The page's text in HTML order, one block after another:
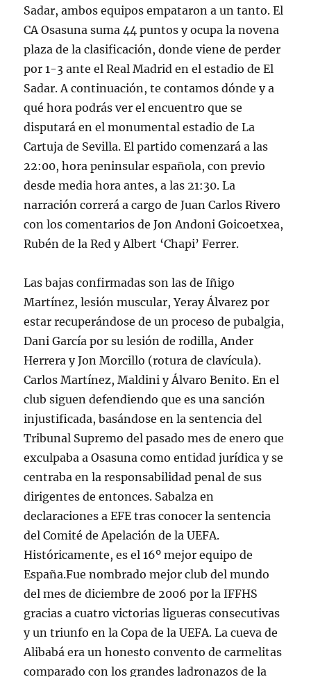
Sadar, ambos equipos empataron a un tanto. El
CA Osasuna suma 44 puntos y ocupa la novena
plaza de la clasificación, donde viene de perder
por 1-3 ante el Real Madrid en el estadio de El
Sadar. A continuación, te contamos dónde y a
qué hora podrás ver el encuentro que se
disputará en el monumental estadio de La
Cartuja de Sevilla. El partido comenzará a las
22:00, hora peninsular española, con previo
desde media hora antes, a las 21:30. La
narración correrá a cargo de Juan Carlos Rivero
con los comentarios de Jon Andoni Goicoetxea,
Rubén de la Red y Albert ‘Chapi’ Ferrer.
Las bajas confirmadas son las de Iñigo
Martínez, lesión muscular, Yeray Álvarez por
estar recuperándose de un proceso de pubalgia,
Dani García por su lesión de rodilla, Ander
Herrera y Jon Morcillo (rotura de clavícula).
Carlos Martínez, Maldini y Álvaro Benito. En el
club siguen defendiendo que es una sanción
injustificada, basándose en la sentencia del
Tribunal Supremo del pasado mes de enero que
exculpaba a Osasuna como entidad jurídica y se
centraba en la responsabilidad penal de sus
dirigentes de entonces. Sabalza en
declaraciones a EFE tras conocer la sentencia
del Comité de Apelación de la UEFA.
Históricamente, es el 16º mejor equipo de
España.Fue nombrado mejor club del mundo
del mes de diciembre de 2006 por la IFFHS
gracias a cuatro victorias ligueras consecutivas
y un triunfo en la Copa de la UEFA. La cueva de
Alibabá era un honesto convento de carmelitas
comparado con los grandes ladronazos de la